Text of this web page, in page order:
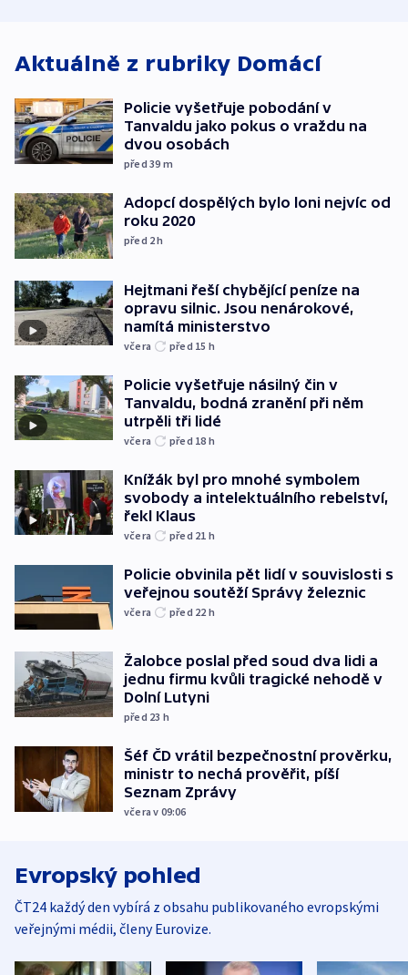
Aktuálně z rubriky Domácí
Policie vyšetřuje pobodání v
Tanvaldu jako pokus o vraždu na
dvou osobách
před 39 m
Adopcí dospělých bylo loni nejvíc od
roku 2020
před 2h
Hejtmani řeší chybějící peníze na
opravu silnic. Jsou nenárokové,
namítá ministerstvo
včera před 15 h
Policie vyšetřuje násilný čin v
Tanvaldu, bodná zranění při něm
utrpěli tři lidé
včera před 18 h
Knížák byl pro mnohé symbolem
svobody a intelektuálního rebelství,
řekl Klaus
včera před 21 h
Policie obvinila pět lidí v souvislosti s
veřejnou soutěží Správy železnic
včera před 22 h
Žalobce poslal před soud dva lidi a
jednu firmu kvůli tragické nehodě v
Dolní Lutyni
před 23 h
Šéf ČD vrátil bezpečnostní prověrku,
ministr to nechá prověřit, píší
Seznam Zprávy
včera v 09:06
Evropský pohled
ČT24 každý den vybírá z obsahu publikovaného evropskými
veřejnými médii, členy Eurovize.